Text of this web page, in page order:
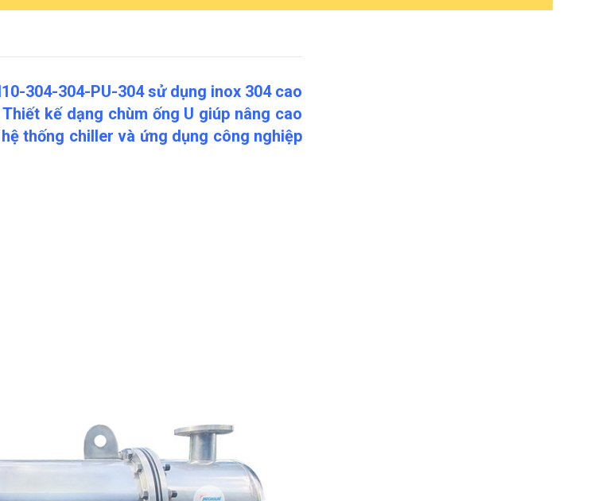
304-304-PU-304 sử dụng inox 304 cao
kế dạng chùm ống U giúp nâng cao
thống chiller và ứng dụng công nghiệp